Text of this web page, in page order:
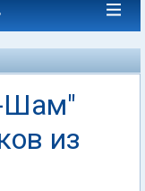
Шам"
из